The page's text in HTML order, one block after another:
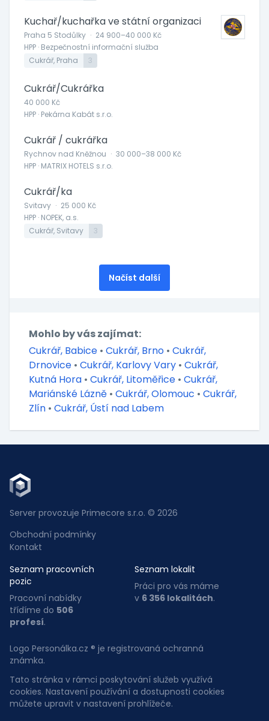
Kuchař/kuchařka ve státní organizaci
Praha 5 Stodůlky · 24 900–40 000 Kč
HPP · Bezpečnostní informační služba
Cukrář, Praha
3
Cukrář/Cukrářka
40 000 Kč
HPP · Pekárna Kabát s.r.o.
Cukrář / cukrářka
Rychnov nad Kněžnou · 30 000–38 000 Kč
HPP · MATRIX HOTELS s.r.o.
Cukrář/ka
Svitavy · 25 000 Kč
HPP · NOPEK, a.s.
Cukrář, Svitavy
3
Načíst další
Mohlo by vás zajímat:
Cukrář, Babice • Cukrář, Brno • Cukrář,
Drnovice • Cukrář, Karlovy Vary • Cukrář,
Kutná Hora • Cukrář, Litoměřice • Cukrář,
Mariánské Lázně • Cukrář, Olomouc • Cukrář,
Zlín • Cukrář, Ústí nad Labem
Server provozuje Primecore s.r.o. © 2026
Obchodní podmínky
Kontakt
Seznam pracovních
pozic
Pracovní nabídky
třídíme do 506
profesí.
Seznam lokalit
Práci pro vás máme
v 6 356 lokalitách.
Logo Personálka.cz ® je registrovaná ochranná
známka.
Tato stránka v rámci poskytování služeb využívá
cookies. Nastavení používání a dostupnosti cookies
můžete upravit v nastavení prohlížeče.